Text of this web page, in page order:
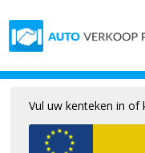
Vul uw kenteken in of